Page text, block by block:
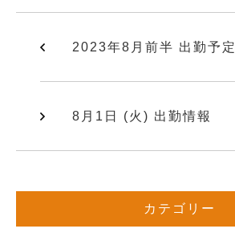
2023年8月前半 出勤予定
8月1日 (火) 出勤情報
カテゴリー